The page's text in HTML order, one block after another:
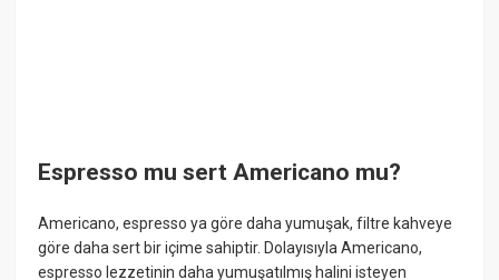
Espresso mu sert Americano mu?
Americano, espresso ya göre daha yumuşak, filtre kahveye
göre daha sert bir içime sahiptir. Dolayısıyla Americano,
espresso lezzetinin daha yumuşatılmış halini isteyen